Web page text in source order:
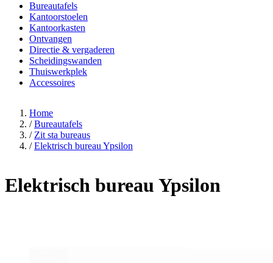
Bureautafels
Kantoorstoelen
Kantoorkasten
Ontvangen
Directie & vergaderen
Scheidingswanden
Thuiswerkplek
Accessoires
Home
/ Bureautafels
/ Zit sta bureaus
/ Elektrisch bureau Ypsilon
Elektrisch bureau Ypsilon